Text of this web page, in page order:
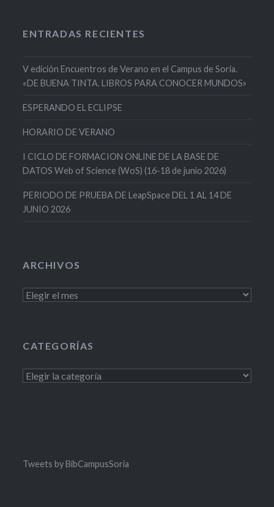
ENTRADAS RECIENTES
V edición Encuentros de Verano en el Campus de Soria.
«DE BUENA TINTA. LIBROS PARA CONOCER MUNDOS»
ESPERANDO EL ECLIPSE
HORARIO DE VERANO
I CICLO DE FORMACION ONLINE DE LA BASE DE
DATOS Web of Science (WoS) (16-18 de junio 2026)
PERIODO DE PRUEBA DE LeapSpace DEL 1 AL 14 DE
JUNIO 2026
ARCHIVOS
Archivos
CATEGORÍAS
Categorías
Tweets by BibCampusSoria